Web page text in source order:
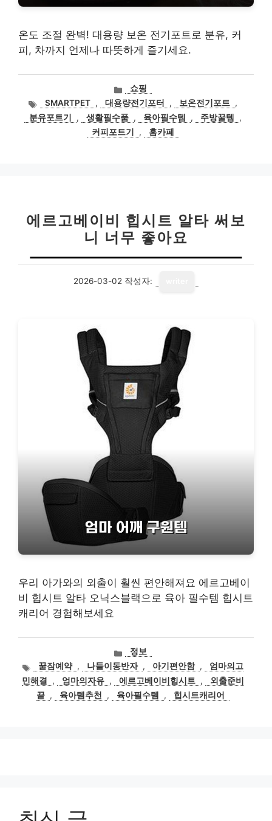
온도 조절 완벽! 대용량 보온 전기포트로 분유, 커
피, 차까지 언제나 따뜻하게 즐기세요.
카
테
고
리
쇼핑
태
그
SMARTPET , 대용량전기포터 , 보온전기포트 ,
분유포트기
, 생활필수품 , 육아필수템 , 주방꿀템
,
커피포트기
, 홈카페
에르고베이비 힙시트 알타 써보
니 너무 좋아요
2026-03-02 작성자:
우리 아가와의 외출이 훨씬 편안해져요 에르고베이
비 힙시트 알타 오닉스블랙으로 육아 필수템 힙시트
캐리어 경험해보세요
카
테
고
리
정보
태
그
꿀잠예약 , 나들이동반자 , 아기편안함 ,
엄마의고
민해결
, 엄마의자유 , 에르고베이비힙시트 ,
외출준비
끝 , 육아템추천 , 육아필수템 , 힙시트캐리어